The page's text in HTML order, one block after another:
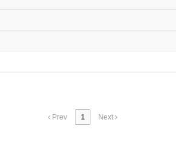
Prev 1 Next